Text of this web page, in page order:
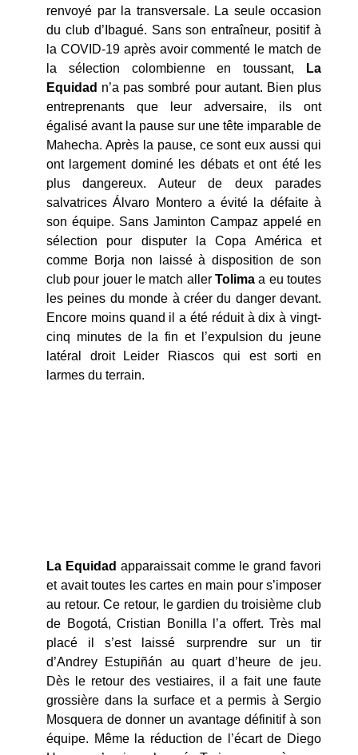
renvoyé par la transversale. La seule occasion
du club d’Ibagué. Sans son entraîneur, positif à
la COVID-19 après avoir commenté le match de
la sélection colombienne en toussant,
La
Equidad n’a pas sombré pour autant. Bien plus
entreprenants que leur adversaire, ils ont
égalisé avant la pause sur une tête imparable de
Mahecha. Après la pause, ce sont eux aussi qui
ont largement dominé les débats et ont été les
plus dangereux. Auteur de deux parades
salvatrices Álvaro Montero a évité la défaite à
son équipe. Sans Jaminton Campaz appelé en
sélection pour disputer la Copa América et
comme Borja non laissé à disposition de son
club pour jouer le match aller Tolima a eu toutes
les peines du monde à créer du danger devant.
Encore moins quand il a été réduit à dix à vingt-
cinq minutes de la fin et l’expulsion du jeune
latéral droit Leider Riascos qui est sorti en
larmes du terrain.
La Equidad apparaissait comme le grand favori
et avait toutes les cartes en main pour s’imposer
au retour. Ce retour, le gardien du troisième club
de Bogotá, Cristian Bonilla l’a offert. Très mal
placé il s’est laissé surprendre sur un tir
d’Andrey Estupiñán au quart d’heure de jeu.
Dès le retour des vestiaires, il a fait une faute
grossière dans la surface et a permis à Sergio
Mosquera de donner un avantage définitif à son
équipe. Même la réduction de l’écart de Diego